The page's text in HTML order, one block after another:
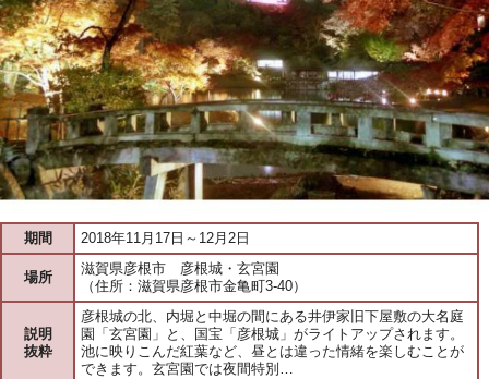
期間 2018年11月17日～12月2日
場所
滋賀県彦根市 彦根城・玄宮園
（住所：滋賀県彦根市金亀町3-40）
説明
抜粋
彦根城の北、内堀と中堀の間にある井伊家旧下屋敷の大名庭
園「玄宮園」と、国宝「彦根城」がライトアップされます。
池に映りこんだ紅葉など、昼とは違った情緒を楽しむことが
できます。玄宮園では夜間特別…